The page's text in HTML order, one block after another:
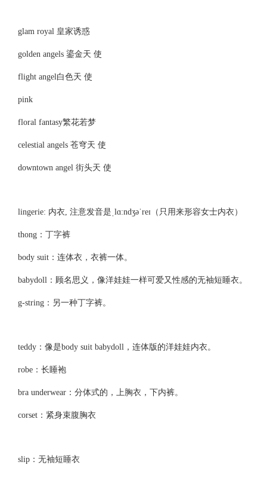
glam royal 皇家诱惑
golden angels 鎏金天 使
flight angel白色天 使
pink
floral fantasy繁花若梦
celestial angels 苍穹天 使
downtown angel 街头天 使
lingerie: 内衣, 注意发音是ˌlɑ:ndʒəˈreɪ（只用来形容女士内衣）
thong：丁字裤
body suit：连体衣，衣裤一体。
babydoll：顾名思义，像洋娃娃一样可爱又性感的无袖短睡衣。
g-string：另一种丁字裤。
teddy：像是body suit babydoll，连体版的洋娃娃内衣。
robe：长睡袍
bra underwear：分体式的，上胸衣，下内裤。
corset：紧身束腹胸衣
slip：无袖短睡衣